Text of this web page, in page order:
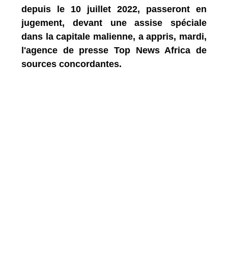
depuis le 10 juillet 2022, passeront en
jugement, devant une assise spéciale
dans la capitale malienne, a appris, mardi,
l'agence de presse Top News Africa de
sources concordantes.